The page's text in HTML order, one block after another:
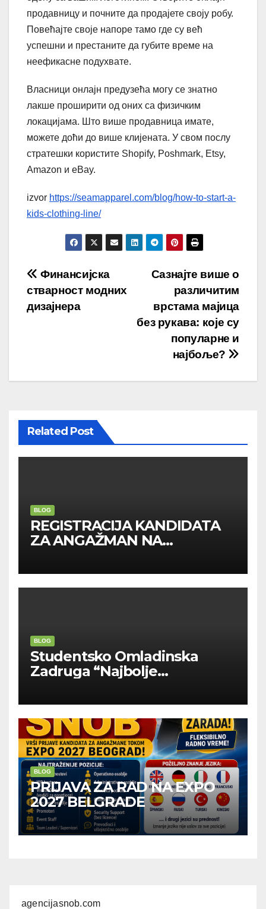
продавницу и почните да продајете своју робу.
Повећајте своје напоре тамо где су већ
успешни и престаните да губите време на
неефикасне подухвате.
Власници онлајн предузећа могу се знатно
лакше проширити од оних са физичким
локацијама. Што више продавница имате,
можете доћи до више клијената. У свом послу
стратешки користите Shopify, Poshmark, Etsy,
Amazon и eBay.
izvor https://seamapparel.com/blog/how-to-start-a-
kids-clothing-line/
Post
navigation
Сазнајте више о
различитим
врстама мајица
без рукава: које су
популарне и
најбоље?
Финансијска
стварност модних
дизајнера
Related Post
BLOG
REGISTRACIJA KANDIDATA
ZA ANGAŽMAN NA
BLOG
Studentsko Omladinska
Zadruga “Najbolje
BLOG
PRIJAVA ZA RAD NA EXPO
2027 BELGRADE
agencijasnob.com